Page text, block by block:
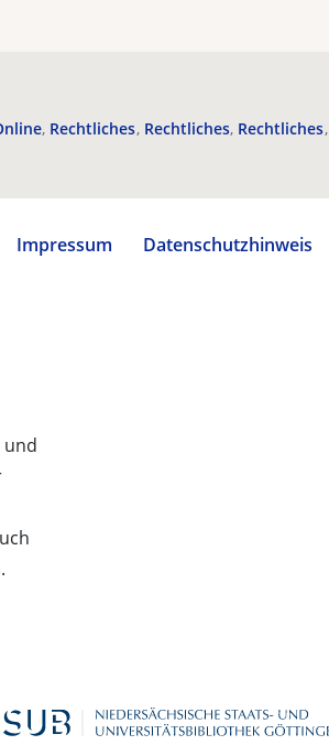
Rechtliches Rechtliches Rechtliches
Impressum
Datenschutzhinweis
und